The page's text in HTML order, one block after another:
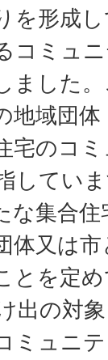
を形成
コミュ
ました
地域団
宅のコ
してい
な集合
体又は
とを定
出の対
ミュニ